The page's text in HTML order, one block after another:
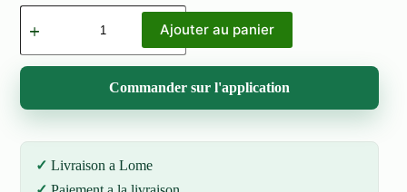
quantité
Fruit
Ajouter au panier
Commander sur l'application
Livraison a Lome